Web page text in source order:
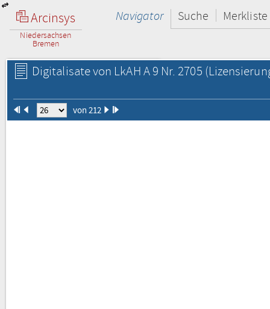
Arcinsys
Niedersachsen
Bremen
Navigator Suche Merkliste
Digitalisate von LkAH A 9 Nr. 2705
von 212